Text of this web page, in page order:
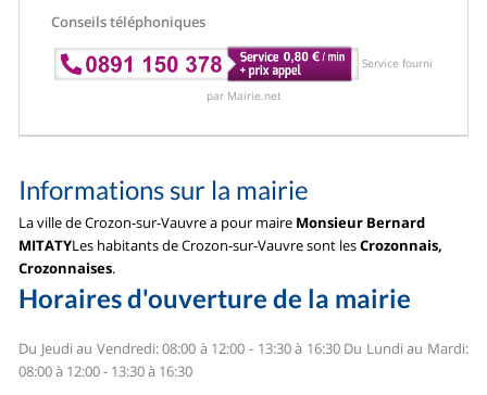
Conseils téléphoniques
Service fourni
par Mairie.net
Informations sur la mairie
La ville de Crozon-sur-Vauvre a pour maire Monsieur Bernard
MITATYLes habitants de Crozon-sur-Vauvre sont lesCrozonnais,
Crozonnaises.
Horaires d'ouverture de la mairie
Du Jeudi au Vendredi: 08:00 à 12:00 - 13:30 à 16:30Du Lundi au Mardi:
08:00 à 12:00 - 13:30 à 16:30